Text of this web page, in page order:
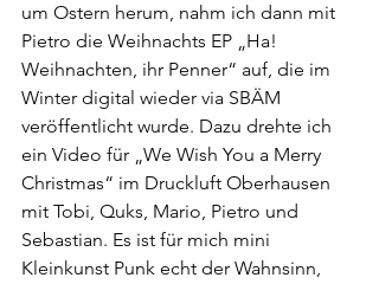
um Ostern herum, nahm ich dann mit
Pietro die Weihnachts EP „Ha!
Weihnachten, ihr Penner“ auf, die im
Winter digital wieder via SBÄM
veröffentlicht wurde. Dazu drehte ich
ein Video für „We Wish You a Merry
Christmas“ im Druckluft Oberhausen
mit Tobi, Quks, Mario, Pietro und
Sebastian. Es ist für mich mini
Kleinkunst Punk echt der Wahnsinn,